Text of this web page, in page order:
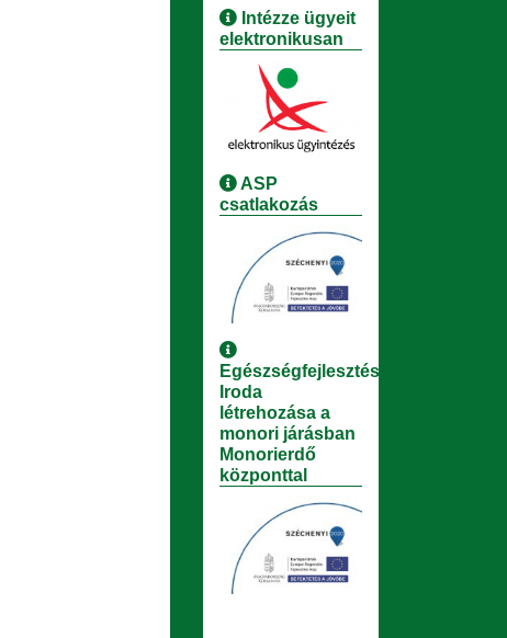
Intézze ügyeit
elektronikusan
ASP
csatlakozás
Egészségfejlesztési
Iroda
létrehozása a
monori járásban
Monorierdő
központtal